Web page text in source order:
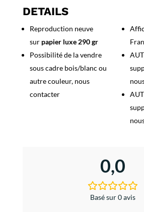
de
Compagnie
des
Antilles
DETAILS
Reproduction neuve
sur papier luxe 290 gr
Possibilité de la vendre
sous cadre bois/blanc ou
autre couleur, nous
contacter
0,0
Basé sur 0 avis